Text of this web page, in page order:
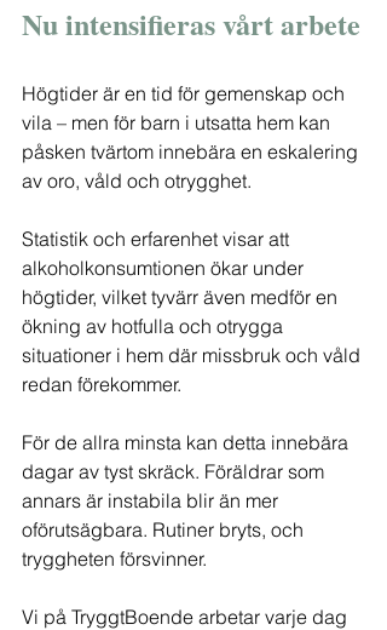
Nu intensifieras vårt arbete
Högtider är en tid för gemenskap och
vila – men för barn i utsatta hem kan
påsken tvärtom innebära en eskalering
av oro, våld och otrygghet.
Statistik och erfarenhet visar att
alkoholkonsumtionen ökar under
högtider, vilket tyvärr även medför en
ökning av hotfulla och otrygga
situationer i hem där missbruk och våld
redan förekommer.
För de allra minsta kan detta innebära
dagar av tyst skräck. Föräldrar som
annars är instabila blir än mer
oförutsägbara. Rutiner bryts, och
tryggheten försvinner.
Vi på TryggtBoende arbetar varje dag